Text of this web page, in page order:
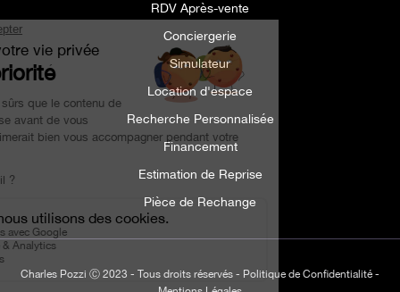
RDV Après-vente
Conciergerie
Simulateur
Location d'espace
Recherche Personnalisée
Financement
Estimation de Reprise
Pièce de Rechange
Charles Pozzi Ⓒ 2023 - Tous droits réservés - Politique de Confidentialité -